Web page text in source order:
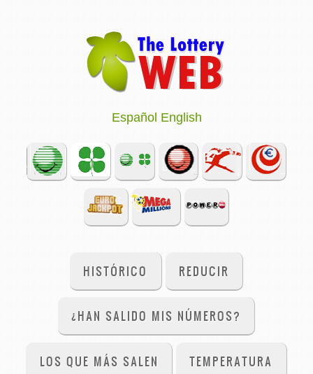
Español English
HISTÓRICO REDUCIR
¿HAN SALIDO MIS NÚMEROS?
LOS QUE MÁS SALEN TEMPERATURA